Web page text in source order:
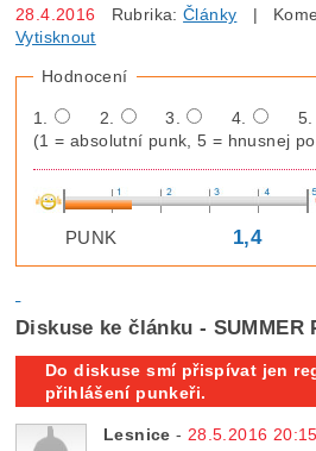
28.4.2016 Rubrika:Články |
Vytisknout
Hodnocení
1. 2. 3. 4.
5.
(1 = absolutní punk, 5 = hnusnej
PUNK 1,4
Diskuse ke článku - SUMMER
Do diskuse smí přispívat jen
přihlášení punkeři.
Lesnice - 28.5.2016 20:15